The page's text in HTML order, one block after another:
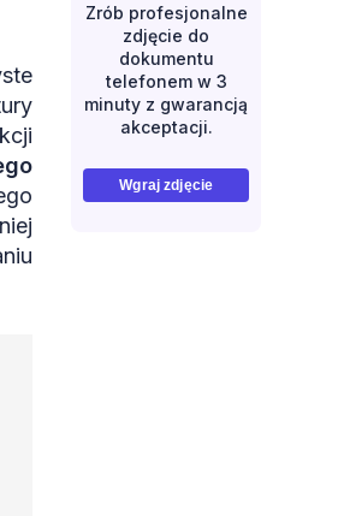
Zrób profesjonalne
zdjęcie do
dokumentu
telefonem w 3
minuty z gwarancją
akceptacji.
Wgraj zdjęcie